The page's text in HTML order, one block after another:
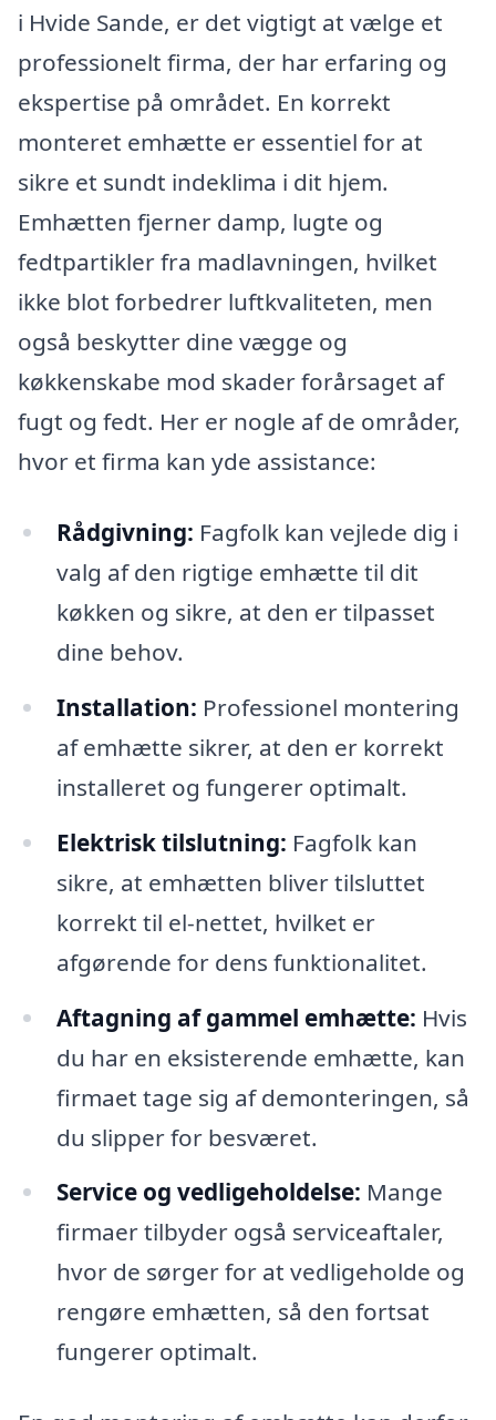
i Hvide Sande, er det vigtigt at vælge et
professionelt firma, der har erfaring og
ekspertise på området. En korrekt
monteret emhætte er essentiel for at
sikre et sundt indeklima i dit hjem.
Emhætten fjerner damp, lugte og
fedtpartikler fra madlavningen, hvilket
ikke blot forbedrer luftkvaliteten, men
også beskytter dine vægge og
køkkenskabe mod skader forårsaget af
fugt og fedt. Her er nogle af de områder,
hvor et firma kan yde assistance:
Rådgivning: Fagfolk kan vejlede dig i
valg af den rigtige emhætte til dit
køkken og sikre, at den er tilpasset
dine behov.
Installation: Professionel montering
af emhætte sikrer, at den er korrekt
installeret og fungerer optimalt.
Elektrisk tilslutning: Fagfolk kan
sikre, at emhætten bliver tilsluttet
korrekt til el-nettet, hvilket er
afgørende for dens funktionalitet.
Aftagning af gammel emhætte: Hvis
du har en eksisterende emhætte, kan
firmaet tage sig af demonteringen, så
du slipper for besværet.
Service og vedligeholdelse: Mange
firmaer tilbyder også serviceaftaler,
hvor de sørger for at vedligeholde og
rengøre emhætten, så den fortsat
fungerer optimalt.